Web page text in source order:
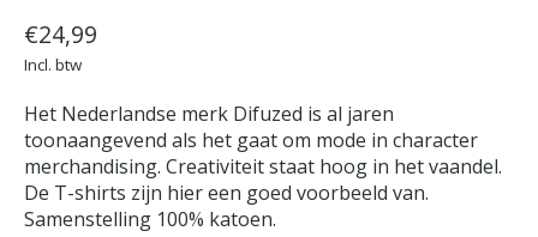
€24,99
Incl. btw
Het Nederlandse merk Difuzed is al jaren
toonaangevend als het gaat om mode in character
merchandising. Creativiteit staat hoog in het vaandel.
De T-shirts zijn hier een goed voorbeeld van.
Samenstelling 100% katoen.